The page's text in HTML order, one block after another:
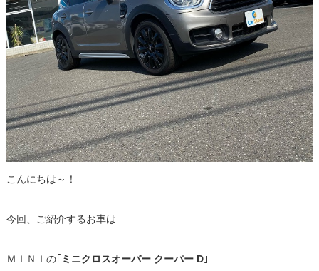
こんにちは～！
今回、ご紹介するお車は
ＭＩＮＩの｢ ミニクロスオーバー クーパー D｣